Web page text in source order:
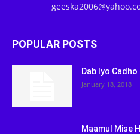
POPULAR POSTS
Dab Iyo Cadho
January 18, 2018
Maamul Mise